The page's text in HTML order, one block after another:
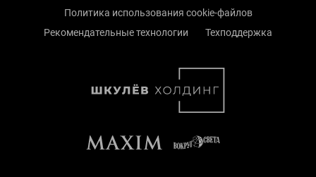
Политика использования cookie-файлов
Рекомендательные технологии
Техподдержка